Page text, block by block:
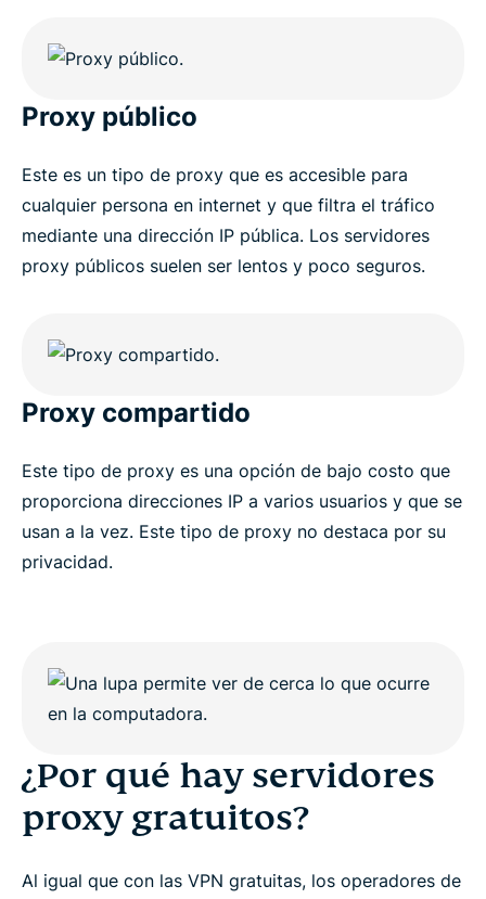
Proxy público
Este es un tipo de proxy que es accesible para
cualquier persona en internet y que filtra el tráfico
mediante una dirección IP pública. Los servidores
proxy públicos suelen ser lentos y poco seguros.
Proxy compartido
Este tipo de proxy es una opción de bajo costo que
proporciona direcciones IP a varios usuarios y que se
usan a la vez. Este tipo de proxy no destaca por su
privacidad.
¿Por qué hay servidores
proxy gratuitos?
Al igual que con las VPN gratuitas, los operadores de